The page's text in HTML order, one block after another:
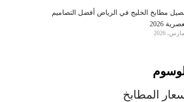
مطابخ الخليج في الرياض أفضل التصاميم
2026
المطابخ